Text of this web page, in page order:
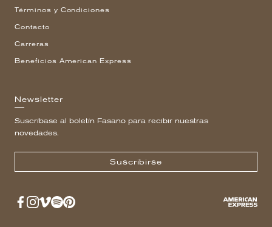
Términos y Condiciones
Contacto
Carreras
Beneficios American Express
Newsletter
Suscríbase al boletín Fasano para recibir nuestras
novedades.
Suscribirse